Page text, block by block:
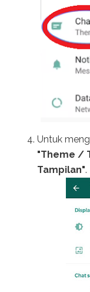
Untuk
"Theme /
Tampilan".